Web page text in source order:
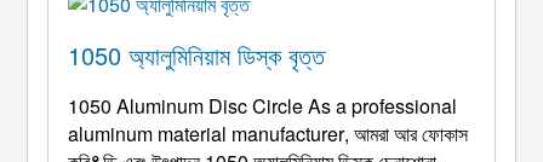
1050 অ্যালুমিনিয়াম ডিস্ক বৃত্ত
1050Aluminum Disc Circle As a professional
aluminum material manufacturer, আমরা আর ফোকাস